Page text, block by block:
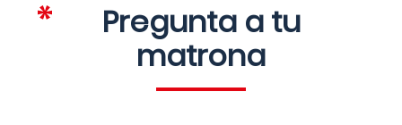
Pregunta a tu
matrona